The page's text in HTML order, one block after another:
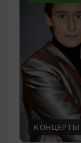
КОНЦЕРТЫ